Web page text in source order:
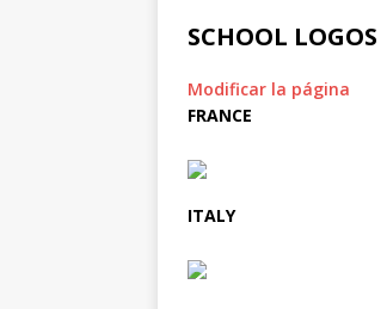
SCHOOL LOGOS
Modificar la página
FRANCE
ITALY